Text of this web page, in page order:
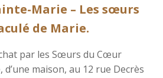
Marie – Les sœurs
de Marie.
par les Sœurs du Cœur
d’une maison, au 12 rue Decrès